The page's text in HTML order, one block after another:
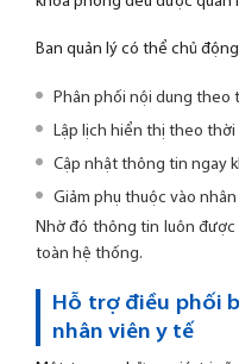
Ban quản lý có thể chủ
Phân phối nội dung theo
Lập lịch hiển thị theo
Cập nhật thông tin ngay
Giảm phụ thuộc vào
Nhờ đó thông tin luôn
toàn hệ thống.
Hỗ trợ điều phối
nhân viên y tế